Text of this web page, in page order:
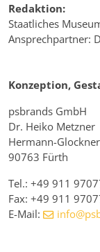
Redaktion:
Staatliches
Ansprechpartner:
Konzeption,
psbrands GmbH
Dr. Heiko Metzner
Hermann-
90763 Fürth
Tel.: +49 911
Fax: +49 911
E-Mail: